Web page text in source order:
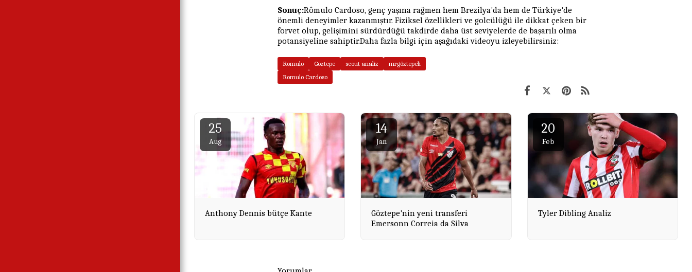
Sonuç:Rômulo Cardoso, genç yaşına rağmen hem Brezilya'da hem de Türkiye'de
önemli deneyimler kazanmıştır. Fiziksel özellikleri ve golcülüğü ile dikkat çeken bir
forvet olup, gelişimini sürdürdüğü takdirde daha üst seviyelerde de başarılı olma
potansiyeline sahiptir.Daha fazla bilgi için aşağıdaki videoyu izleyebilirsiniz:
Romulo Göztepe scout analiz
mrgöztepeli
Romulo Cardoso
25
Aug
Anthony Dennis bütçe Kante
14
Jan
Göztepe'nin yeni transferi
Emersonn Correia da Silva
20
Feb
Tyler Dibling Analiz